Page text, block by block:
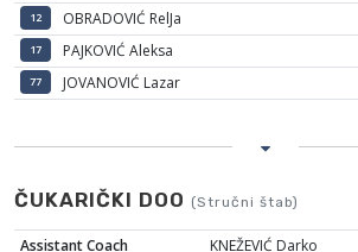
12 OBRADOVIĆ RelJa
17 PAJKOVIĆ Aleksa
77 JOVANOVIĆ Lazar
ČUKARIČKI DOO (Stručni štab)
Assistant Coach KNEŽEVIĆ Darko